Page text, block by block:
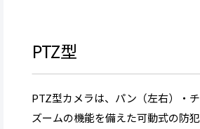
PTZ型
PTZ型カメラは、パン（左右）・
ズームの機能を備えた可動式の防